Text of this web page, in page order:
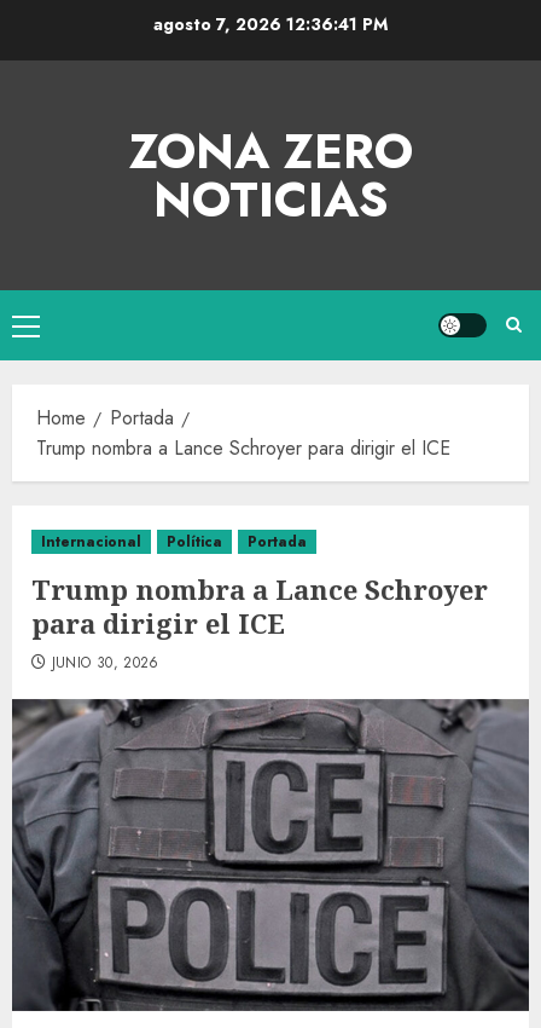
agosto 7, 2026 12:36:41 PM
ZONA ZERO
NOTICIAS
Home
Portada
Trump nombra a Lance Schroyer para dirigir el ICE
Internacional Política Portada
Trump nombra a Lance Schroyer
para dirigir el ICE
JUNIO 30, 2026